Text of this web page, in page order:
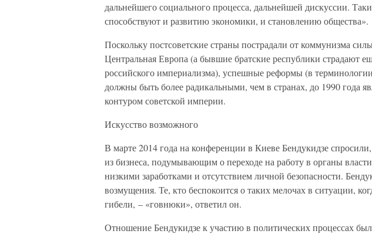
дальнейшего социального процесса, дальнейшей дискуссии.
способствуют и развитию экономики, и становлению общества».
Поскольку постсоветские страны пострадали от коммунизма
Центральная Европа (а бывшие братские республики страдают
российского империализма), успешные реформы (в
должны быть более радикальными, чем в странах, до 1990 года
контуром советской империи.
Искусство возможного
В марте 2014 года на конференции в Киеве Бендукидзе
из бизнеса, подумывающим о переходе на работу в органы
низкими заработками и отсутствием личной безопасности.
возмущения. Те, кто беспокоится о таких мелочах в ситуации,
гибели, – «говнюки», ответил он.
Отношение Бендукидзе к участию в политических процессах